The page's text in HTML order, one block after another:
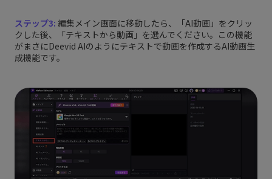
ステップ3: 編集メイン画面に移動したら、「AI動画」をクリッ
クした後、「テキストから動画」を選んでください。この機能
がまさにDeevid AIのようにテキストで動画を作成するAI動画生
成機能です。